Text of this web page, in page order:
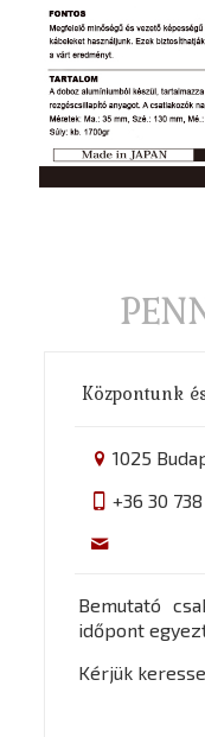
Központunk
1025
+36 30
Bemutató
időpont
Kérjük